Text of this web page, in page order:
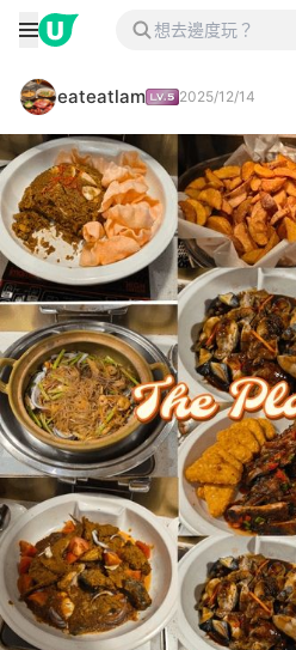
eateatlam 2025/12/14